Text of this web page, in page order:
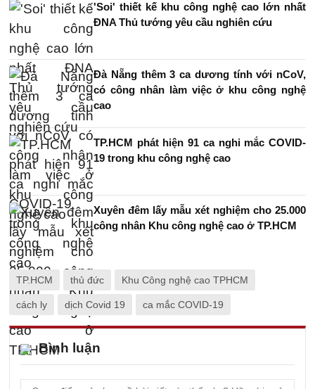
'Soi' thiết kế khu công nghệ cao lớn nhất
ĐNA Thủ tướng yêu cầu nghiên cứu
Đà Nẵng thêm 3 ca dương tính với nCoV,
có công nhân làm việc ở khu công nghệ
cao
TP.HCM phát hiện 91 ca nghi mắc COVID-
19 trong khu công nghệ cao
Xuyên đêm lấy mẫu xét nghiệm cho 25.000
công nhân Khu công nghệ cao ở TP.HCM
TP.HCM thủ đức Khu Công nghệ cao TPHCM
cách ly dịch Covid 19 ca mắc COVID-19
Bình luận